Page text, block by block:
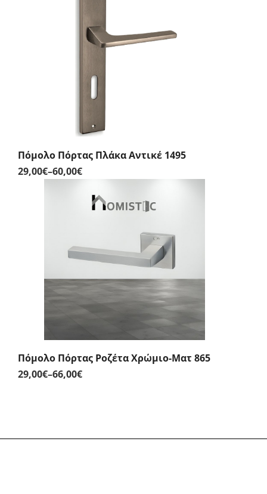
24,00€
Πόμολο Πόρτας Πλάκα Αντικέ 1495
29,00€–60,00€Price
range:
29,00€
Πόμολο Πόρτας Ροζέτα Χρώμιο-Ματ 865
29,00€–66,00€Price
66,00€